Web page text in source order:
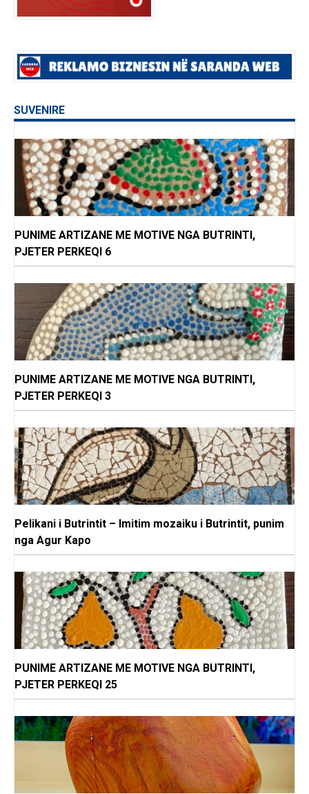
SUVENIRE
PUNIME ARTIZANE ME MOTIVE NGA BUTRINTI,
PJETER PERKEQI 6
PUNIME ARTIZANE ME MOTIVE NGA BUTRINTI,
PJETER PERKEQI 3
Pelikani i Butrintit – Imitim mozaiku i Butrintit, punim
nga Agur Kapo
PUNIME ARTIZANE ME MOTIVE NGA BUTRINTI,
PJETER PERKEQI 25